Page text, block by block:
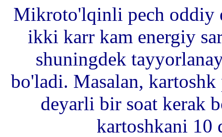
Mikroto'lqinli pech oddiy
ikki karr kam energiy
shuningdek
bo'ladi. Masalan,
deyarli bir soat kerak
kartoshkani 10